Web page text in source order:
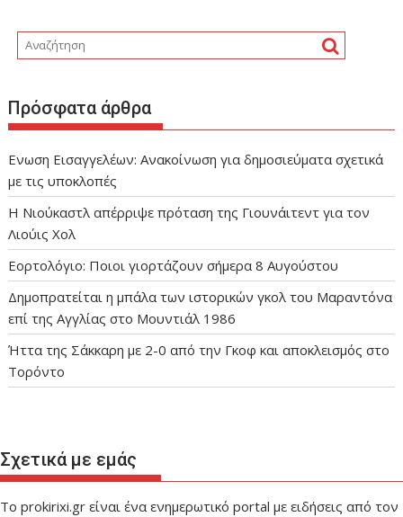
Πρόσφατα άρθρα
Ενωση Εισαγγελέων: Ανακοίνωση για δημοσιεύματα σχετικά
με τις υποκλοπές
Η Νιούκαστλ απέρριψε πρόταση της Γιουνάιτεντ για τον
Λιούις Χολ
Εορτολόγιο: Ποιοι γιορτάζουν σήμερα 8 Αυγούστου
Δημοπρατείται η μπάλα των ιστορικών γκολ του Μαραντόνα
επί της Αγγλίας στο Μουντιάλ 1986
Ήττα της Σάκκαρη με 2-0 από την Γκοφ και αποκλεισμός στο
Τορόντο
Σχετικά με εμάς
Το prokirixi.gr είναι ένα ενημερωτικό portal με ειδήσεις από τον